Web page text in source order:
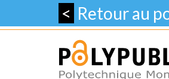
< Retour au